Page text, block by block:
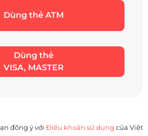
Dùng thẻ ATM
Dùng thẻ
VISA, MASTER
đồng ý với Điều khoản sử dụng của Việt